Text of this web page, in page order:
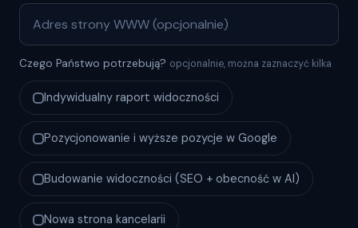
Czego Państwo potrzebują? opcjonalnie, można zaznaczyć kilka
Indywidualny raport widoczności
Pozycjonowanie i wyższe pozycje w Google
Budowanie widoczności (SEO + obecność w AI)
Nowa strona kancelarii